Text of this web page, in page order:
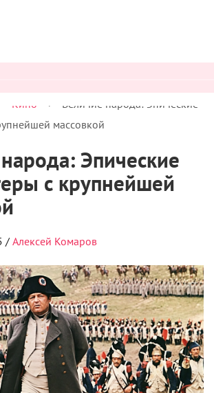
ВСЕ
Кино >
Величие народа: Эпические
массовкой
Эпические
с крупнейшей
/ Алексей Комаров